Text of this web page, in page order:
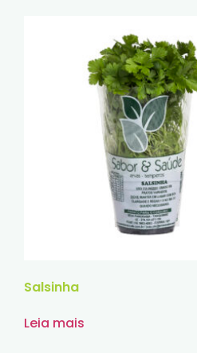
Salsinha
Leia mais